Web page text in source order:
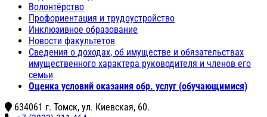
Волонтёрство
Профориентация и трудоустройство
Инклюзивное образование
Новости факультетов
Сведения о доходах, об имуществе и обязательствах
имущественного характера руководителя и членов его
семьи
Оценка условий оказания обр. услуг (обучающимися)
634061 г. Томск, ул. Киевская, 60.